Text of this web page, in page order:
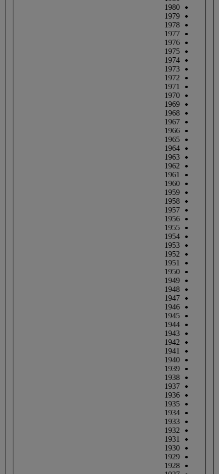
1980
1979
1978
1977
1976
1975
1974
1973
1972
1971
1970
1969
1968
1967
1966
1965
1964
1963
1962
1961
1960
1959
1958
1957
1956
1955
1954
1953
1952
1951
1950
1949
1948
1947
1946
1945
1944
1943
1942
1941
1940
1939
1938
1937
1936
1935
1934
1933
1932
1931
1930
1929
1928